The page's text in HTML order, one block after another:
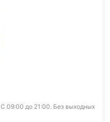
С 09:00 до 21:00. Без выходных